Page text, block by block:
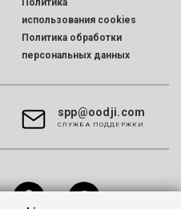
использования cookies
Политика обработки
персональных данных
spp@oodji.com
CЛУЖБА ПОДДЕРЖКИ